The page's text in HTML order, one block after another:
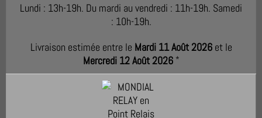
Lundi : 13h-19h. Du mardi au vendredi : 11h-19h. Samedi
: 10h-19h.
Livraison estimée entre le Mardi 11 Août 2026et le
Mercredi 12 Août 2026 *